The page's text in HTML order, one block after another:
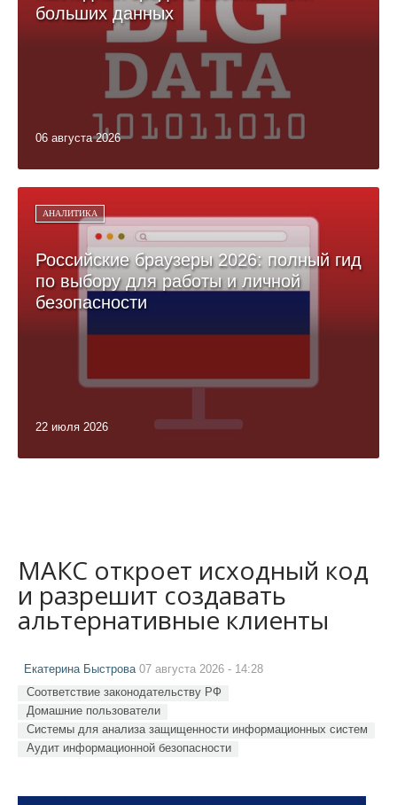
больших данных
06 августа 2026
АНАЛИТИКА
Российские браузеры 2026: полный гид
по выбору для работы и личной
безопасности
22 июля 2026
МАКС откроет исходный код
и разрешит создавать
альтернативные клиенты
Екатерина Быстрова07 августа 2026 - 14:28
Соответствие законодательству РФ
Домашние пользователи
Системы для анализа защищенности информационных систем
Аудит информационной безопасности